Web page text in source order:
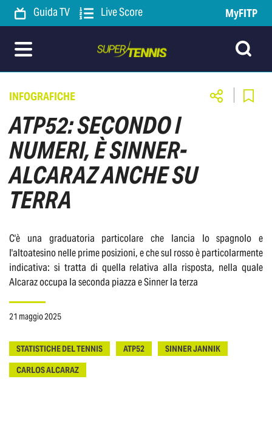
Guida TV Live Score MyFITP
INFOGRAFICHE
ATP52: SECONDO I
NUMERI, È SINNER-
ALCARAZ ANCHE SU
TERRA
C'è una graduatoria particolare che lancia lo spagnolo e
l'altoatesino nelle prime posizioni, e che sul rosso è particolarmente
indicativa: si tratta di quella relativa alla risposta, nella quale
Alcaraz occupa la seconda piazza e Sinner la terza
21 maggio 2025
STATISTICHE DEL TENNIS ATP52
SINNER JANNIK
CARLOS ALCARAZ